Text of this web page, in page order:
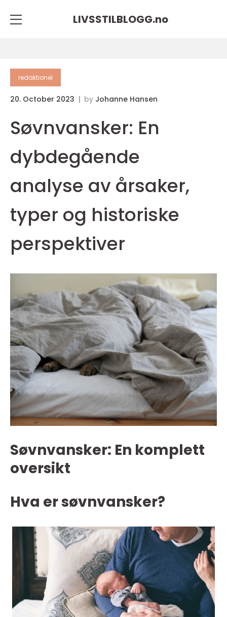
LIVSSTILBLOGG.no
redaktionel
20. October 2023 by Johanne Hansen
Søvnvansker: En
dybdegående
analyse av årsaker,
typer og historiske
perspektiver
Søvnvansker: En komplett
oversikt
Hva er søvnvansker?